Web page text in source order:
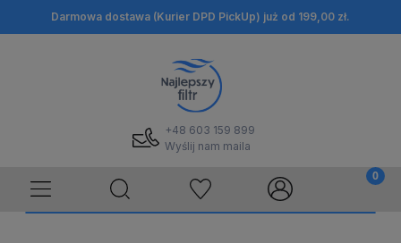
Darmowa dostawa (Kurier DPD PickUp) już od 199,00 zł.
+48 603 159 899
Wyślij nam maila